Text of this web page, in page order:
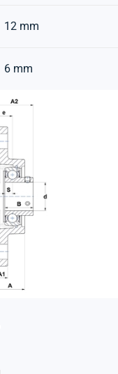
12 mm
6 mm